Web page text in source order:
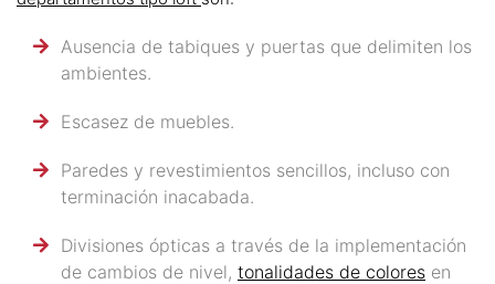
Ausencia de tabiques y puertas que delimiten los
ambientes.
Escasez de muebles.
Paredes y revestimientos sencillos, incluso con
terminación inacabada.
Divisiones ópticas a través de la implementación
de cambios de nivel, tonalidades de colores en